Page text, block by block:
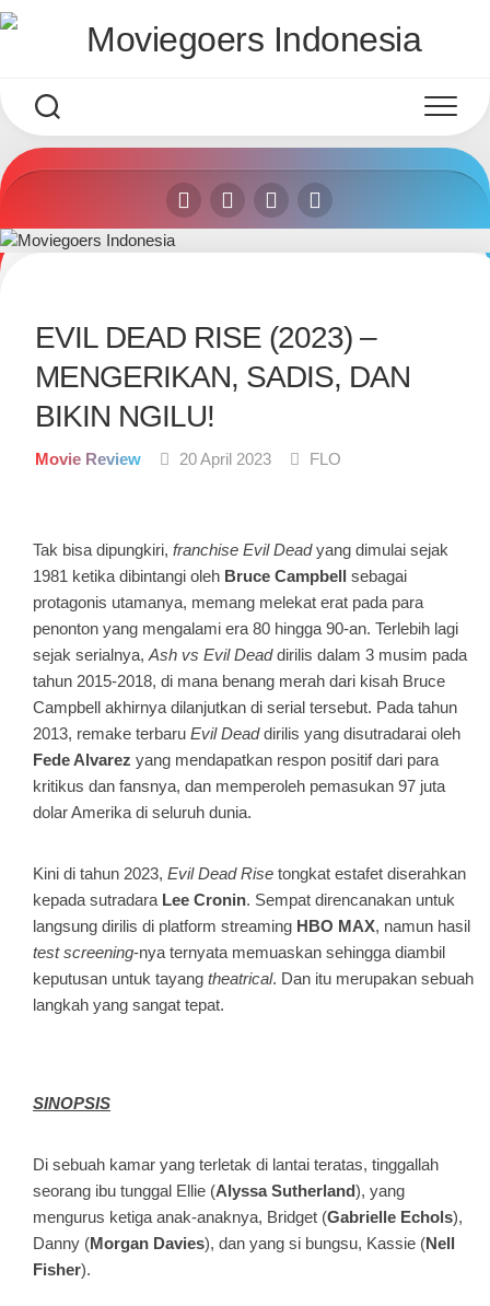
Skip
to
EVIL DEAD RISE (2023) –
MENGERIKAN, SADIS, DAN
BIKIN NGILU!
Movie Review 20 April 2023 FLO
Tak bisa dipungkiri, franchise Evil Deadyang dimulai sejak
1981 ketika dibintangi oleh Bruce Campbell sebagai
protagonis utamanya, memang melekat erat pada para
penonton yang mengalami era 80 hingga 90-an. Terlebih lagi
sejak serialnya, Ash vs Evil Deaddirilis dalam 3 musim pada
tahun 2015-2018, di mana benang merah dari kisah Bruce
Campbell akhirnya dilanjutkan di serial tersebut. Pada tahun
2013, remake terbaru Evil Deaddirilis yang disutradarai oleh
Fede Alvarez yang mendapatkan respon positif dari para
kritikus dan fansnya, dan memperoleh pemasukan 97 juta
dolar Amerika di seluruh dunia.
Kini di tahun 2023, Evil Dead Rise tongkat estafet diserahkan
kepada sutradara Lee Cronin. Sempat direncanakan untuk
langsung dirilis di platform streaming HBO MAX, namun hasil
test screening-nya ternyata memuaskan sehingga diambil
keputusan untuk tayang theatrical. Dan itu merupakan sebuah
langkah yang sangat tepat.
SINOPSIS
Di sebuah kamar yang terletak di lantai teratas, tinggallah
seorang ibu tunggal Ellie (Alyssa Sutherland), yang
mengurus ketiga anak-anaknya, Bridget (Gabrielle Echols),
Danny (Morgan Davies), dan yang si bungsu, Kassie (Nell
Fisher).